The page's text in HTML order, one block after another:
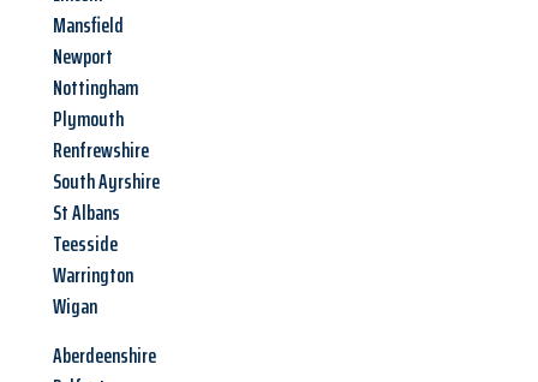
Mansfield
Newport
Nottingham
Plymouth
Renfrewshire
South Ayrshire
St Albans
Teesside
Warrington
Wigan
Aberdeenshire